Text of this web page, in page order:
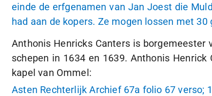
einde de erfgenamen van Jan Joest die
had aan de kopers. Ze mogen lossen met
Anthonis Henricks Canters is borgemeester
schepen in 1634 en 1639. Anthonis
kapel van Ommel:
Asten Rechterlijk Archief 67a folio 67 verso;